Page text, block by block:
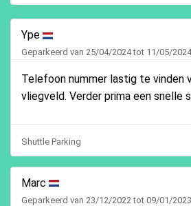
Ype
Geparkeerd van 25/04/2024 tot 11/05/2024
Telefoon nummer lastig te vinden
vliegveld. Verder prima een snelle
Shuttle Parking
Marc
Geparkeerd van 23/12/2022 tot 09/01/2023